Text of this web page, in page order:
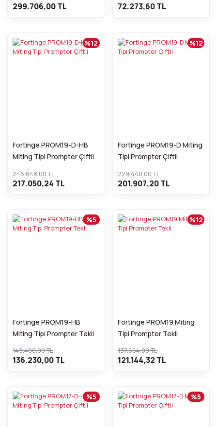
299.706,00 TL 72.273,60 TL
Fortinge PROM19-D-HB
Miting Tipi Prompter Çiftli
%12
246.648,00 TL
217.050,24 TL
Fortinge PROM19-D Miting
Tipi Prompter Çiftli
%12
229.440,00 TL
201.907,20 TL
Fortinge PROM19-HB
Miting Tipi Prompter Tekli
%5
143.400,00 TL
136.230,00 TL
Fortinge PROM19 Miting
Tipi Prompter Tekli
%12
137.664,00 TL
121.144,32 TL
%5 %5